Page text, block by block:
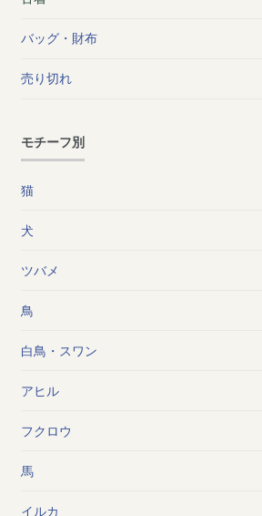
バッグ・財布
売り切れ
モチーフ別
猫
犬
ツバメ
鳥
白鳥・スワン
アヒル
フクロウ
馬
イルカ